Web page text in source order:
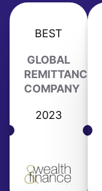
BEST
GLOBAL
REMITTANCE
COMPANY
2023